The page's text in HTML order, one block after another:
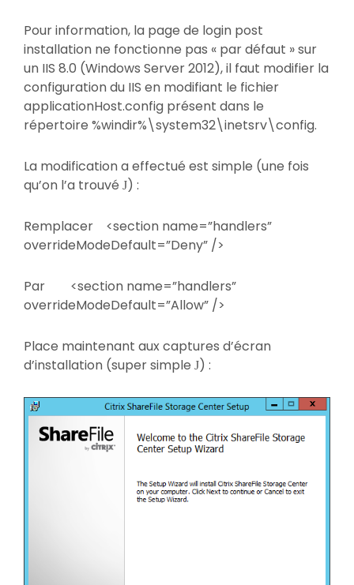
Pour information, la page de login post
installation ne fonctionne pas « par défaut » sur
un IIS 8.0 (Windows Server 2012), il faut modifier la
configuration du IIS en modifiant le fichier
applicationHost.config présent dans le
répertoire %windir%\system32\inetsrv\config.
La modification a effectué est simple (une fois
qu’on l’a trouvé J) :
Remplacer <section name=”handlers”
overrideModeDefault=”Deny” />
Par <section name=”handlers”
overrideModeDefault=”Allow” />
Place maintenant aux captures d’écran
d’installation (super simple J) :